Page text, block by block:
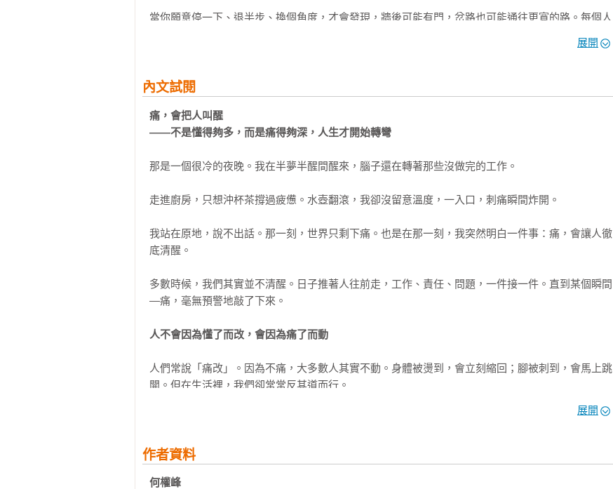
多種花，別再一直拔草
Part6 懂得失去的人 必有所得
失去的那一刻，愛才被看見
你沒有失敗，只是還在路上
每一次失去，都在換一種留下
沒有預期，更容易遇見驚喜
你的人生問題，可能就是你自己
當愛變成期待
愛情為何總是讓人幻滅？
你以為你在記仇，其實在慢性自殘
過了，就算了
此事終將過去
當你願意停一下、退半步、換個角度，才會發現，牆後可能有門，岔路也可能通往更寬的路。每個人
有人一撞牆，就開始懷疑自己；有人一跌倒，第一時間是怪罪世界；也有人在轉折裡悄悄調整方向，
這次改版，我重新檢視了許多段落，也補上這些年更深的體會。
生命真正的成熟，並不在於把自己練到刀槍不入，而是心裡開始有了分寸：什麼時候該用力，什麼時
己的失敗。
迷惘時，心裡會多一個提醒：也許，我可以換一個走法。
——與你同行
展開
內文試閱
痛，會把人叫醒
——不是懂得夠多，而是痛得夠深，人生才開始轉彎
那是一個很冷的夜晚。我在半夢半醒間醒來，腦子還在轉著那些沒做完的工作。
走進廚房，只想沖杯茶撐過疲憊。水壺翻滾，我卻沒留意溫度，一入口，刺痛瞬間炸開。
我站在原地，說不出話。那一刻，世界只剩下痛。也是在那一刻，我突然明白一件事：痛，會讓人徹
底清醒。
多數時候，我們其實並不清醒。日子推著人往前走，工作、責任、問題，一件接一件。直到某個瞬間
—痛，毫無預警地敲了下來。
人不會因為懂了而改，會因為痛了而動
人們常說「痛改」。因為不痛，大多數人其實不動。身體被燙到，會立刻縮回；腳被刺到，會馬上跳
開。但在生活裡，我們卻常常反其道而行。
明明知道這段關係正在消耗你，卻選擇忍；明明知道這種生活方式正在掏空你，卻選擇撐；明明知道
了。
展開
作者資料
何權峰